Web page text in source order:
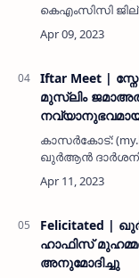
കെഎംസിസി
'സ്‌നേഹപൂര്‍വം
ചെയ്തു.
Iftar Meet |
മുസ്ലിം
കാസര്‍കോട്:
ഖുര്‍ആന്‍
ശീര്‍ഷകത്തില്‍
നടത്തുന്ന റമദാന്‍
Felicitated |
ഹാഫിസ്
അനുമോദിച്ചു